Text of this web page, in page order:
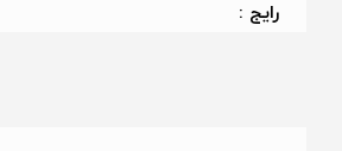
رایج :